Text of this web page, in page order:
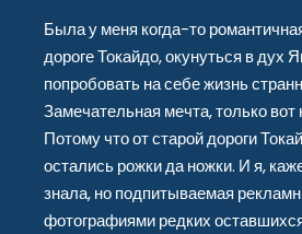
Была у меня когда-то
дороге Токайдо, окунуться в дух
попробовать на себе жизнь
Замечательная мечта, только
Потому что от старой дороги
остались рожки да ножки. И я,
знала, но подпитываемая
фотографиями редких